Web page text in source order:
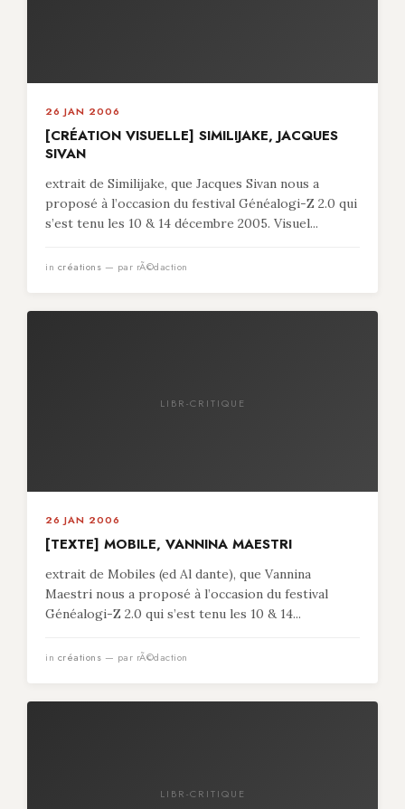
26 JAN 2006
[CRÉATION VISUELLE] SIMILIJAKE, JACQUES
SIVAN
extrait de Similijake, que Jacques Sivan nous a
proposé à l’occasion du festival Généalogi-Z 2.0 qui
s’est tenu les 10 & 14 décembre 2005. Visuel...
in créations — par rÃ©daction
LIBR-CRITIQUE
26 JAN 2006
[TEXTE] MOBILE, VANNINA MAESTRI
extrait de Mobiles (ed Al dante), que Vannina
Maestri nous a proposé à l’occasion du festival
Généalogi-Z 2.0 qui s’est tenu les 10 & 14...
in créations — par rÃ©daction
LIBR-CRITIQUE